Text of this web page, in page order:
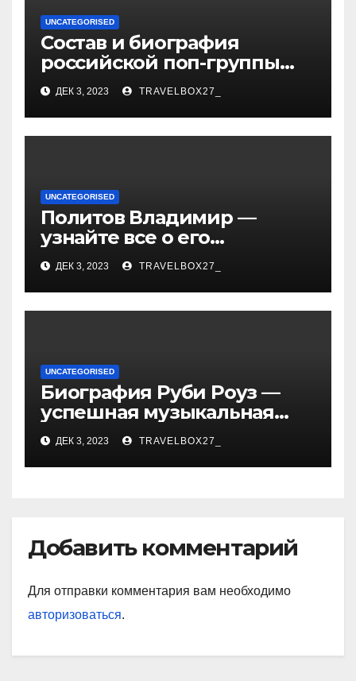
UNCATEGORISED
Состав и биография
российской поп-группы
«Иванушки интернешнл»
— история успеха, музыка
и судьбы участников
ДЕК 3, 2023 TRAVELBOX27_
UNCATEGORISED
Политов Владимир —
узнайте все о его
биографии, возрасте и
впечатляющих
достижениях!
ДЕК 3, 2023 TRAVELBOX27_
UNCATEGORISED
Биография Руби Роуз —
успешная музыкальная
карьера, личная жизнь и
знаковые достижения
ДЕК 3, 2023 TRAVELBOX27_
Добавить комментарий
Для отправки комментария вам необходимо
авторизоваться.